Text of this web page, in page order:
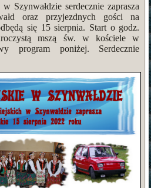
Szynwałdzie serdecznie zaprasza
oraz przyjezdnych gości na
się 15 sierpnia. Start o godz.
mszą św. w kościele w
program poniżej. Serdecznie